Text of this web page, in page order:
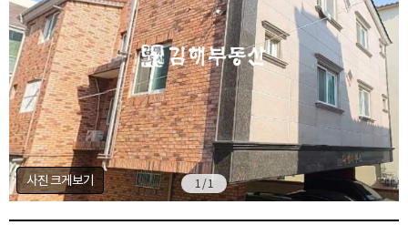
1 / 1
사진 크게보기